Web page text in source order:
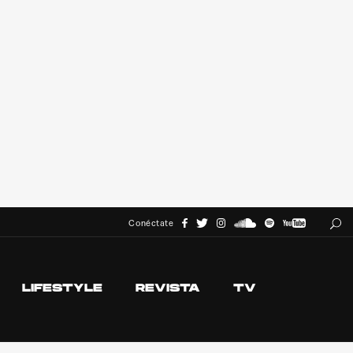
Conéctate
LIFESTYLE REVISTA TV